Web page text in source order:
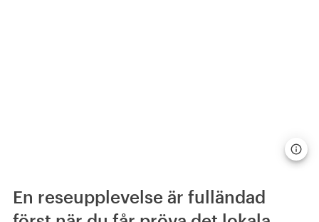
En reseupplevelse är fulländad